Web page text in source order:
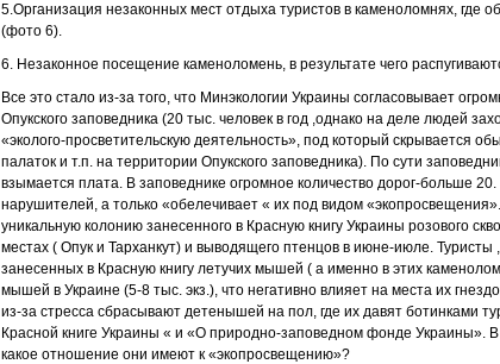
5.Организация незаконных мест отдыха туристов в каменоломнях, где
(фото 6).
6. Незаконное посещение каменоломень, в результате чего
Все это стало из-за того, что Минэкологии Украины согласовывает
Опукского заповедника (20 тыс. человек в год ,однако на деле людей
«эколого-просветительскую деятельность», под который скрывается
палаток и т.п. на территории Опукского заповедника). По сути
взымается плата. В заповеднике огромное количество дорог-больше
нарушителей, а только «обелечивает « их под видом
уникальную колонию занесенного в Красную книгу Украины розового
местах ( Опук и Тарханкут) и выводящего птенцов в июне-июле.
занесенных в Красную книгу летучих мышей ( а именно в этих
мышей в Украине (5-8 тыс. экз.), что негативно влияет на места их
из-за стресса сбрасывают детенышей на пол, где их давят ботинками
Красной книге Украины « и «О природно-заповедном фонде Украины».
какое отношение они имеют к «экопросвещению»?